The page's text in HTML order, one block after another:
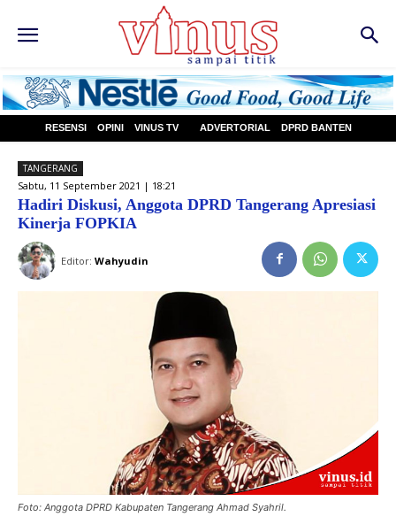
RESENSI OPINI VINUS TV ADVERTORIAL DPRD BANTEN
TANGERANG
Sabtu, 11 September 2021 | 18:21
Hadiri Diskusi, Anggota DPRD Tangerang Apresiasi
Kinerja FOPKIA
Editor: Wahyudin
Foto: Anggota DPRD Kabupaten Tangerang Ahmad Syahril.